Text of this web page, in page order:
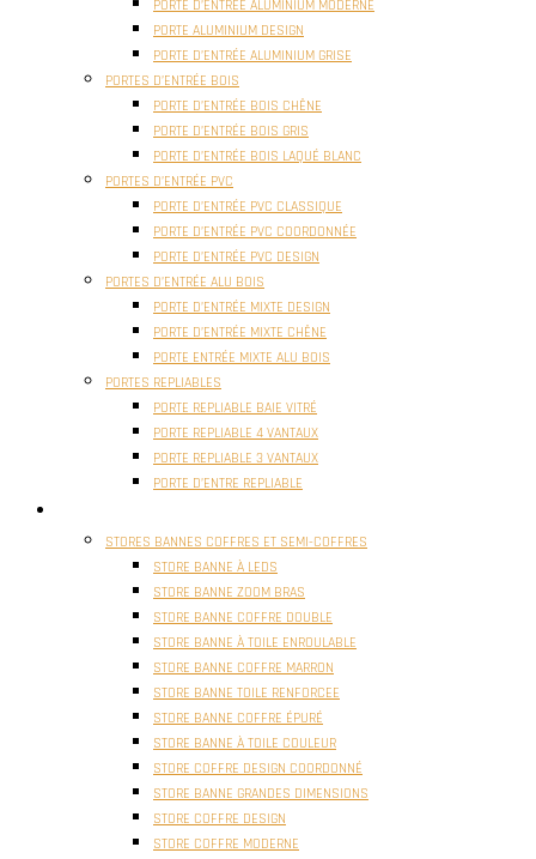
PORTE D’ENTRÉE ALUMINIUM MODERNE
PORTE ALUMINIUM DESIGN
PORTE D’ENTRÉE ALUMINIUM GRISE
PORTES D’ENTRÉE BOIS
PORTE D’ENTRÉE BOIS CHÊNE
PORTE D’ENTRÉE BOIS GRIS
PORTE D’ENTRÉE BOIS LAQUÉ BLANC
PORTES D’ENTRÉE PVC
PORTE D’ENTRÉE PVC CLASSIQUE
PORTE D’ENTRÉE PVC COORDONNÉE
PORTE D’ENTRÉE PVC DESIGN
PORTES D’ENTRÉE ALU BOIS
PORTE D’ENTRÉE MIXTE DESIGN
PORTE D’ENTRÉE MIXTE CHÊNE
PORTE ENTRÉE MIXTE ALU BOIS
PORTES REPLIABLES
PORTE REPLIABLE BAIE VITRÉ
PORTE REPLIABLE 4 VANTAUX
PORTE REPLIABLE 3 VANTAUX
PORTE D’ENTRE REPLIABLE
STORES BANNES COFFRES ET SEMI-COFFRES
STORE BANNE À LEDS
STORE BANNE ZOOM BRAS
STORE BANNE COFFRE DOUBLE
STORE BANNE À TOILE ENROULABLE
STORE BANNE COFFRE MARRON
STORE BANNE TOILE RENFORCEE
STORE BANNE COFFRE ÉPURÉ
STORE BANNE À TOILE COULEUR
STORE COFFRE DESIGN COORDONNÉ
STORE BANNE GRANDES DIMENSIONS
STORE COFFRE DESIGN
STORE COFFRE MODERNE